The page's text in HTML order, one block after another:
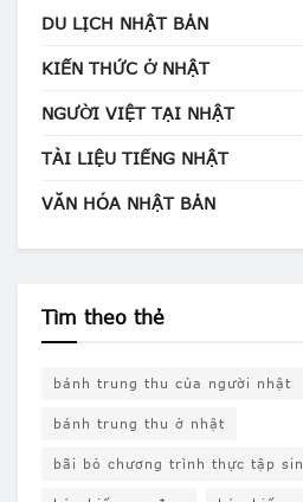
DU LỊCH NHẬT BẢN
KIẾN THỨC Ở NHẬT
NGƯỜI VIỆT TẠI NHẬT
TÀI LIỆU TIẾNG NHẬT
VĂN HÓA NHẬT BẢN
Tìm theo thẻ
bánh trung thu của người nhật
bánh trung thu ở nhật
bãi bỏ chương trình thực tập